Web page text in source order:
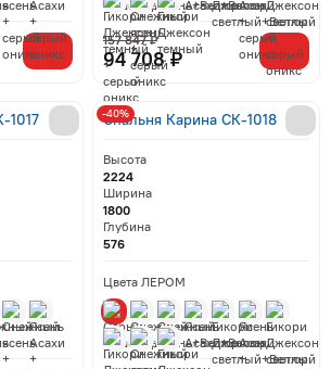
94 708 ₽
157 847 ₽
1017 Спальня Карина СК-1018
Высота
2224
Ширина
1800
Глубина
576
Цвета ЛЕРОМ
-40%